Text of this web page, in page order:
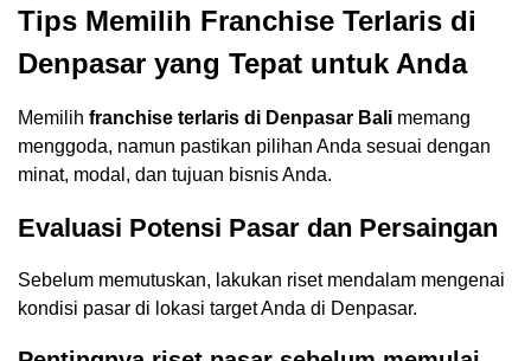
Tips Memilih Franchise Terlaris di
Denpasar yang Tepat untuk Anda
Memilih franchise terlaris di Denpasar Bali memang
menggoda, namun pastikan pilihan Anda sesuai dengan
minat, modal, dan tujuan bisnis Anda.
Evaluasi Potensi Pasar dan Persaingan
Sebelum memutuskan, lakukan riset mendalam mengenai
kondisi pasar di lokasi target Anda di Denpasar.